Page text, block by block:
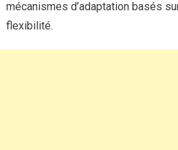
mécanismes d’adaptation basés
flexibilité.